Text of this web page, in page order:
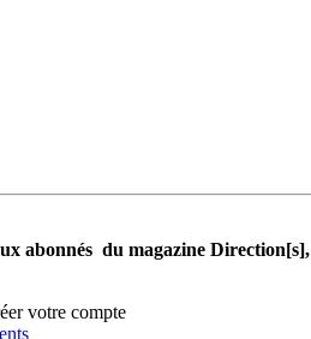
abonnés du magazine
votre compte